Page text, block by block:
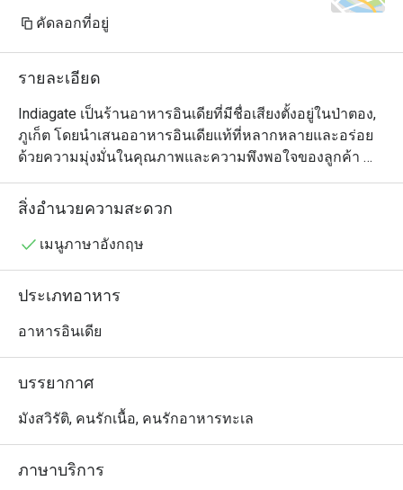
คัดลอกที่อยู่
รายละเอียด
Indiagate เป็นร้านอาหารอินเดียที่มีชื่อเสียงตั้งอยู่ในป่าตอง,
ภูเก็ต โดยนำเสนออาหารอินเดียแท้ที่หลากหลายและอร่อย
ด้วยความมุ่งมั่นในคุณภาพและความพึงพอใจของลูกค้า
ร้านนี้ได้รับชื่อเสียงที่ยอดเยี่ยมจากจานอาหารที่อร่อยและ
บรรยากาศที่น่าเชิญชวน
เมนูที่ต้องลองที่ Indiagate: แขกแนะนำให้ลอง Chicken
เป็นอีกหนึ่งเมนูที่ได้รับความนิยม โดยได้รับคำชมในซอสที่
ของร้านยังได้รับการตอบรับที่ดี ทำให้เป็นตัวเลือกที่ยอดเยี่ยม
รีวิว Indiagate: ร้านนี้มีคะแนนรวมที่น่าประทับใจถึง 4.9 โดย
มีรีวิวจำนวนมากที่เน้นคุณภาพของอาหารและบริการที่ยอด
เอาใจใส่ของพนักงาน ซึ่งช่วยสร้างประสบการณ์การรับ
ประทานอาหารที่ดี หลายคนแสดงความประหลาดใจที่พบ
สิ่งอำนวยความสะดวก
เมนูภาษาอังกฤษ
ประเภทอาหาร
อาหารอินเดีย
บรรยากาศ
มังสวิรัติ, คนรักเนื้อ, คนรักอาหารทะเล
ภาษาบริการ